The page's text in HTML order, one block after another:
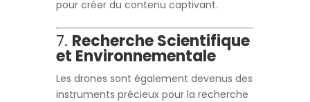
pour créer du contenu captivant.
7. Recherche Scientifique
et Environnementale
Les drones sont également devenus des
instruments précieux pour la recherche